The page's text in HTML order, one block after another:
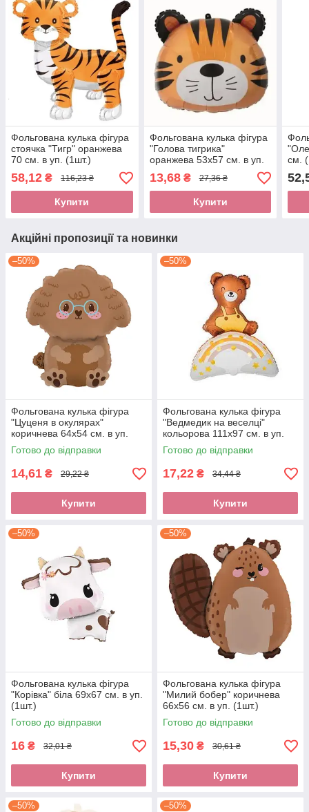
Фольгована кулька фігура
стоячка "Тигр" оранжева
70 см. в уп. (1шт.)
58,12 ₴ 116,23 ₴
Купити
Фольгована кулька фігура
"Голова тигрика"
оранжева 53х57 см. в уп.
(1шт.)
13,68₴ 27,36 ₴
Купити
см.
Акційні пропозиції та новинки
–50%
Фольгована кулька фігура
"Цуценя в окулярах"
коричнева 64х54 см. в уп.
(1шт.)
Готово до відправки
14,61 ₴ 29,22 ₴
Купити
–50%
Фольгована кулька фігура
"Ведмедик на веселці"
кольорова 111х97 см. в уп.
(1шт.)
Готово до відправки
17,22 ₴ 34,44 ₴
Купити
–50%
Фольгована кулька фігура
"Корівка" біла 69х67 см. в уп.
(1шт.)
Готово до відправки
16 ₴ 32,01 ₴
Купити
–50%
Фольгована кулька фігура
"Милий бобер" коричнева
66х56 см. в уп. (1шт.)
Готово до відправки
15,30 ₴ 30,61 ₴
Купити
–50% –50%